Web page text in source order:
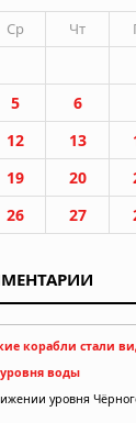
Ср Чт
5 6
12 13
19 20
26 27
корабли стали
воды
уровня